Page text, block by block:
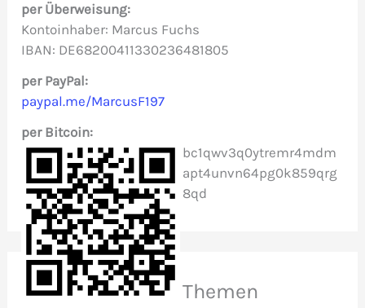
n
a
c
h
:
per Überweisung:
Kontoinhaber: Marcus Fuchs
IBAN: DE68200411330236481805
per PayPal:
paypal.me/MarcusF197
per Bitcoin:
bc1qwv3q0ytremr4mdm
apt4unvn64pg0k859qrg
8qd
Themen